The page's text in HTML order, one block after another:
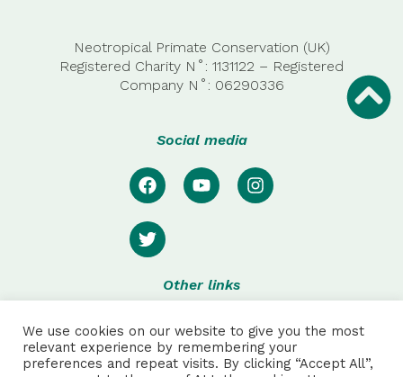
Neotropical Primate Conservation (UK)
Registered Charity N˚: 1131122 – Registered
Company N˚: 06290336
Social media
Other links
Privacy
Disclaimer
We use cookies on our website to give you the most
relevant experience by remembering your
preferences and repeat visits. By clicking “Accept All”,